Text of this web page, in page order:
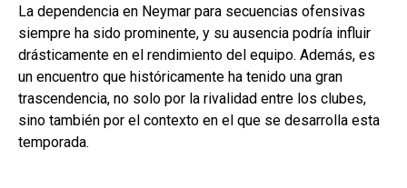
La dependencia en Neymar para secuencias ofensivas
siempre ha sido prominente, y su ausencia podría influir
drásticamente en el rendimiento del equipo. Además, es
un encuentro que históricamente ha tenido una gran
trascendencia, no solo por la rivalidad entre los clubes,
sino también por el contexto en el que se desarrolla esta
temporada.